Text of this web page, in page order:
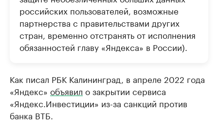
российских пользователей, возможные
партнерства с правительствами других
стран, временно отстранять от исполнения
обязанностей главу «Яндекса» в России).
Как писал РБК Калининград, в апреле 2022 года
«Яндекс» объявил о закрытии сервиса
«Яндекс.Инвестиции» из-за санкций против
банка ВТБ.